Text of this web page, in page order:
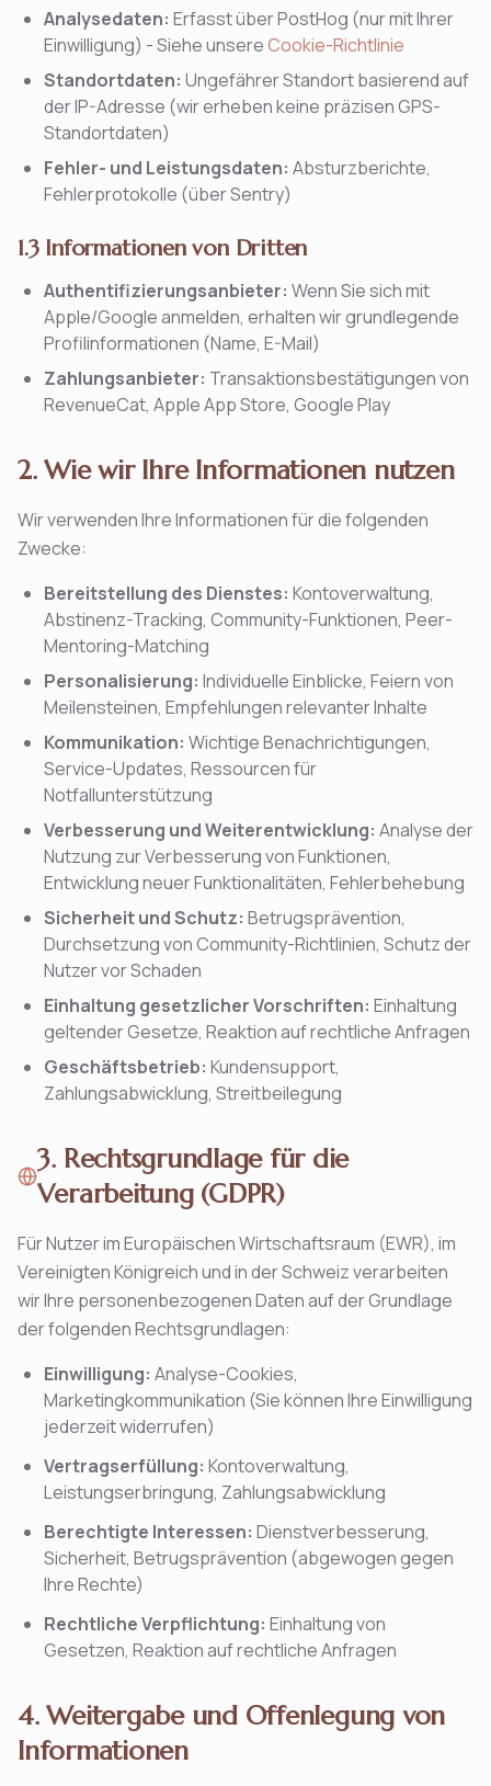
Analysedaten: Erfasst über PostHog (nur mit Ihrer
Einwilligung) - Siehe unsereCookie-Richtlinie
Standortdaten: Ungefährer Standort basierend auf
der IP-Adresse (wir erheben keine präzisen GPS-
Standortdaten)
Fehler- und Leistungsdaten: Absturzberichte,
Fehlerprotokolle (über Sentry)
1.3 Informationen von Dritten
Authentifizierungsanbieter: Wenn Sie sich mit
Apple/Google anmelden, erhalten wir grundlegende
Profilinformationen (Name, E-Mail)
Zahlungsanbieter: Transaktionsbestätigungen von
RevenueCat, Apple App Store, Google Play
2. Wie wir Ihre Informationen nutzen
Wir verwenden Ihre Informationen für die folgenden
Zwecke:
Bereitstellung des Dienstes: Kontoverwaltung,
Abstinenz-Tracking, Community-Funktionen, Peer-
Mentoring-Matching
Personalisierung: Individuelle Einblicke, Feiern von
Meilensteinen, Empfehlungen relevanter Inhalte
Kommunikation: Wichtige Benachrichtigungen,
Service-Updates, Ressourcen für
Notfallunterstützung
Verbesserung und Weiterentwicklung: Analyse der
Nutzung zur Verbesserung von Funktionen,
Entwicklung neuer Funktionalitäten, Fehlerbehebung
Sicherheit und Schutz: Betrugsprävention,
Durchsetzung von Community-Richtlinien, Schutz der
Nutzer vor Schaden
Einhaltung gesetzlicher Vorschriften: Einhaltung
geltender Gesetze, Reaktion auf rechtliche Anfragen
Geschäftsbetrieb: Kundensupport,
Zahlungsabwicklung, Streitbeilegung
3. Rechtsgrundlage für die
Verarbeitung (GDPR)
Für Nutzer im Europäischen Wirtschaftsraum (EWR), im
Vereinigten Königreich und in der Schweiz verarbeiten
wir Ihre personenbezogenen Daten auf der Grundlage
der folgenden Rechtsgrundlagen:
Einwilligung: Analyse-Cookies,
Marketingkommunikation (Sie können Ihre Einwilligung
jederzeit widerrufen)
Vertragserfüllung: Kontoverwaltung,
Leistungserbringung, Zahlungsabwicklung
Berechtigte Interessen: Dienstverbesserung,
Sicherheit, Betrugsprävention (abgewogen gegen
Ihre Rechte)
Rechtliche Verpflichtung: Einhaltung von
Gesetzen, Reaktion auf rechtliche Anfragen
4. Weitergabe und Offenlegung von
Informationen